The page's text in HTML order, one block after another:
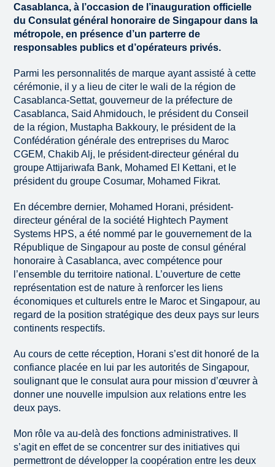
Casablanca, à l’occasion de l’inauguration officielle
du Consulat général honoraire de Singapour dans la
métropole, en présence d’un parterre de
responsables publics et d’opérateurs privés.
Parmi les personnalités de marque ayant assisté à cette
cérémonie, il y a lieu de citer le wali de la région de
Casablanca-Settat, gouverneur de la préfecture de
Casablanca, Said Ahmidouch, le président du Conseil
de la région, Mustapha Bakkoury, le président de la
Confédération générale des entreprises du Maroc
CGEM, Chakib Alj, le président-directeur général du
groupe Attijariwafa Bank, Mohamed El Kettani, et le
président du groupe Cosumar, Mohamed Fikrat.
En décembre dernier, Mohamed Horani, président-
directeur général de la société Hightech Payment
Systems HPS, a été nommé par le gouvernement de la
République de Singapour au poste de consul général
honoraire à Casablanca, avec compétence pour
l’ensemble du territoire national. L’ouverture de cette
représentation est de nature à renforcer les liens
économiques et culturels entre le Maroc et Singapour, au
regard de la position stratégique des deux pays sur leurs
continents respectifs.
Au cours de cette réception, Horani s’est dit honoré de la
confiance placée en lui par les autorités de Singapour,
soulignant que le consulat aura pour mission d’œuvrer à
donner une nouvelle impulsion aux relations entre les
deux pays.
Mon rôle va au-delà des fonctions administratives. Il
s’agit en effet de se concentrer sur des initiatives qui
permettront de développer la coopération entre les deux